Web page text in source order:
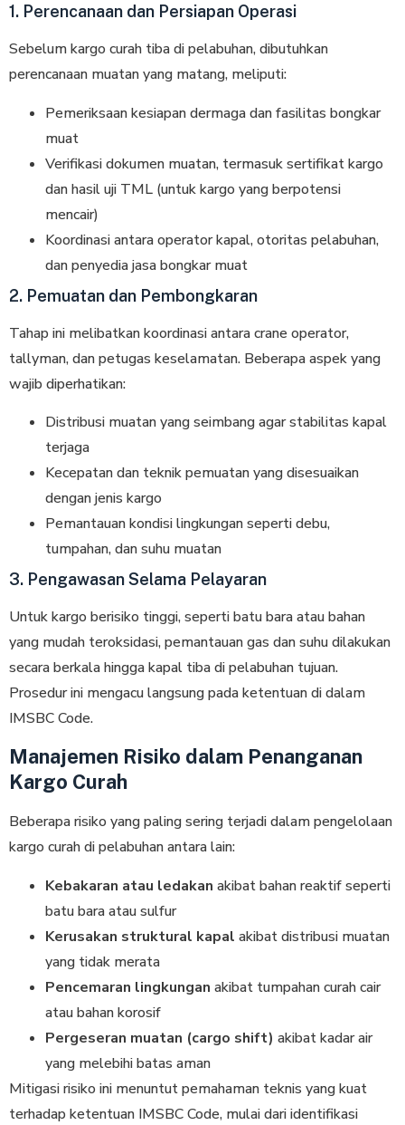
1. Perencanaan dan Persiapan Operasi
Sebelum kargo curah tiba di pelabuhan, dibutuhkan
perencanaan muatan yang matang, meliputi:
Pemeriksaan kesiapan dermaga dan fasilitas bongkar
muat
Verifikasi dokumen muatan, termasuk sertifikat kargo
dan hasil uji TML (untuk kargo yang berpotensi
mencair)
Koordinasi antara operator kapal, otoritas pelabuhan,
dan penyedia jasa bongkar muat
2. Pemuatan dan Pembongkaran
Tahap ini melibatkan koordinasi antara crane operator,
tallyman, dan petugas keselamatan. Beberapa aspek yang
wajib diperhatikan:
Distribusi muatan yang seimbang agar stabilitas kapal
terjaga
Kecepatan dan teknik pemuatan yang disesuaikan
dengan jenis kargo
Pemantauan kondisi lingkungan seperti debu,
tumpahan, dan suhu muatan
3. Pengawasan Selama Pelayaran
Untuk kargo berisiko tinggi, seperti batu bara atau bahan
yang mudah teroksidasi, pemantauan gas dan suhu dilakukan
secara berkala hingga kapal tiba di pelabuhan tujuan.
Prosedur ini mengacu langsung pada ketentuan di dalam
IMSBC Code.
Manajemen Risiko dalam Penanganan
Kargo Curah
Beberapa risiko yang paling sering terjadi dalam pengelolaan
kargo curah di pelabuhan antara lain:
Kebakaran atau ledakan akibat bahan reaktif seperti
batu bara atau sulfur
Kerusakan struktural kapal akibat distribusi muatan
yang tidak merata
Pencemaran lingkungan akibat tumpahan curah cair
atau bahan korosif
Pergeseran muatan (cargo shift) akibat kadar air
yang melebihi batas aman
Mitigasi risiko ini menuntut pemahaman teknis yang kuat
terhadap ketentuan IMSBC Code, mulai dari identifikasi